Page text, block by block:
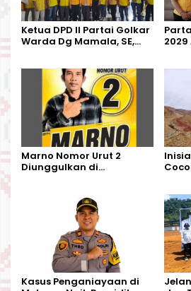
Ketua DPD II Partai Golkar
Warda Dg Mamala, SE,
Kecamatan Petbar
Marno Nomor Urut 2
Diunggulkan di
Harapan Warga
Kasus Penganiayaan di